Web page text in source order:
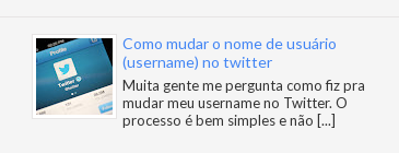
Como mudar o nome de usuário
(username) no twitter
Muita gente me pergunta como fiz pra
mudar meu username no Twitter. O
processo é bem simples e não [...]